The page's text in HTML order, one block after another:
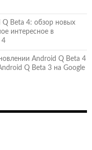
Beta 4: обзор новых
интересное в
4
Android Q Beta 4
Q Beta 3 на Google